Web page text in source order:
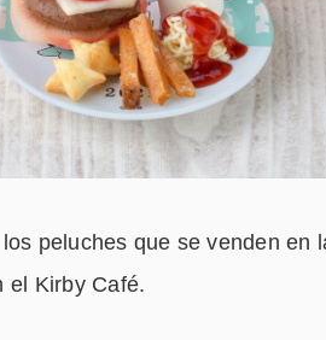
peluches que se venden en
el Kirby Café.